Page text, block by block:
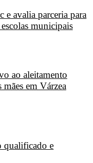
e avalia parceria para
municipais
ao aleitamento
em Várzea
qualificado e